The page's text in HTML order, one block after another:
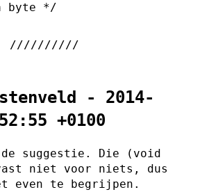
byte */
- 2014-
+0100
de suggestie. Die (void
niet voor niets, dus
even te begrijpen.